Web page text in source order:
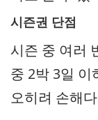
시즌권 단점
시즌 중 여러
중 2박 3일 이
오히려 손해